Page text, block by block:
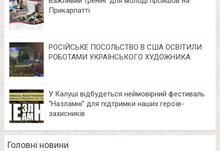
Прикарпатті.
РОСІЙСЬКЕ ПОСОЛЬСТВО В США ОСВІТИЛИ
РОБОТАМИ УКРАЇНСЬКОГО ХУДОЖНИКА
У Калуші відбудеться неймовірний фестиваль
“Назламні” для підтримки наших героїв-
захисників
Головні новини